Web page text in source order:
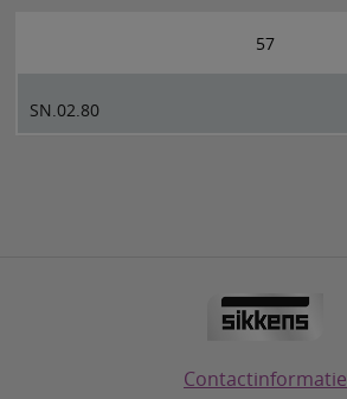
57
SN.02.80
Contactinformatie